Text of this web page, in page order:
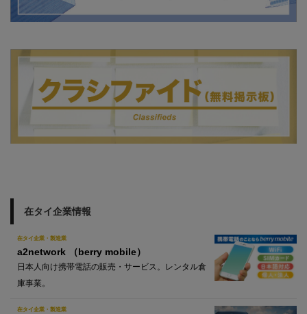
在タイ企業情報
在タイ企業・製造業
a2network （berry mobile）
日本人向け携帯電話の販売・サービス。レンタル倉
庫事業。
在タイ企業・製造業